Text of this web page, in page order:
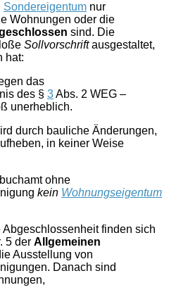
Sondereigentum nur
Wohnungen oder die
sind. Die
Sollvorschriftausgestaltet,
hat:
das
des § 3Abs. 2 WEG –
unerheblich.
durch bauliche Änderungen,
in keiner Weise
ohne
kein Wohnungseigentum
finden sich
5 der Allgemeinen
Ausstellung von
Danach sind